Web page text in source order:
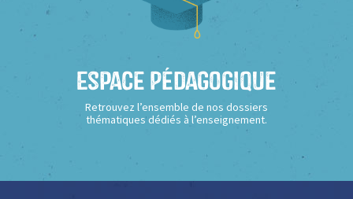
Espace Pédagogique
Retrouvez l’ensemble de nos dossiers
thématiques dédiés à l’enseignement.